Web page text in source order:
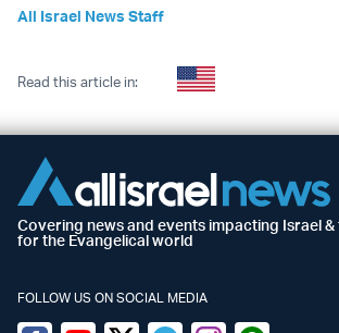
All Israel News Staff
Read this article in:
Covering news and events impacting Israel &
for the Evangelical world
FOLLOW US ON SOCIAL MEDIA